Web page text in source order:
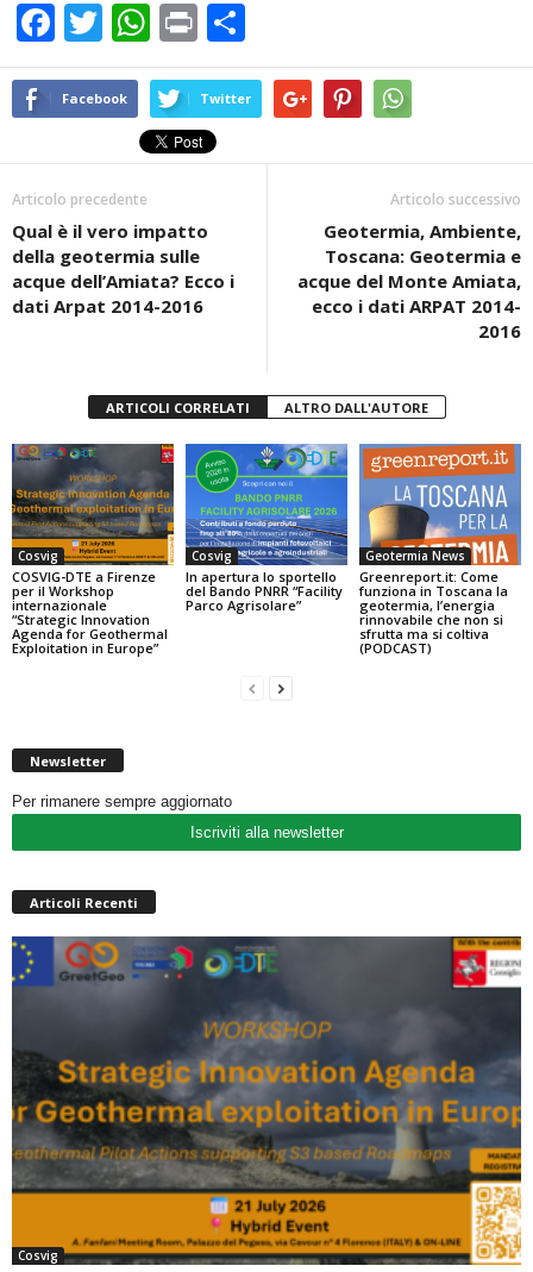
F
a
c
b
o
o
k
T
wi
tt
W
h
at
s
A
p
Pr
in
t
o
n
vi
Facebook Twitter
Articolo precedente
Qual è il vero impatto
della geotermia sulle
acque dell’Amiata? Ecco i
dati Arpat 2014-2016
Articolo successivo
Geotermia, Ambiente,
Toscana: Geotermia e
acque del Monte Amiata,
ecco i dati ARPAT 2014-
2016
ARTICOLI CORRELATI ALTRO DALL'AUTORE
Cosvig
COSVIG-DTE a Firenze
per il Workshop
internazionale
“Strategic Innovation
Agenda for Geothermal
Exploitation in Europe”
Cosvig
In apertura lo sportello
del Bando PNRR “Facility
Parco Agrisolare”
Geotermia News
Greenreport.it: Come
funziona in Toscana la
geotermia, l’energia
rinnovabile che non si
sfrutta ma si coltiva
(PODCAST)
Newsletter
Per rimanere sempre aggiornato
Iscriviti alla newsletter
Articoli Recenti
Cosvig